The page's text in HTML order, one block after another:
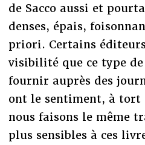
de Sacco aussi et
denses, épais,
priori. Certains
visibilité que ce type
fournir auprès des
ont le sentiment, à tort
nous faisons le même
plus sensibles à ces